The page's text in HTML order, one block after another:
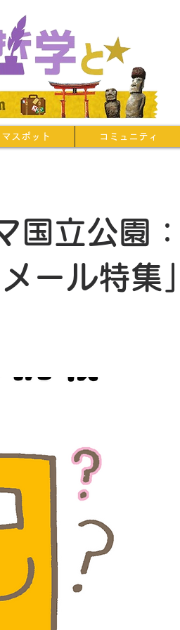
スポット コミュニティ
立公園：
ール特集」